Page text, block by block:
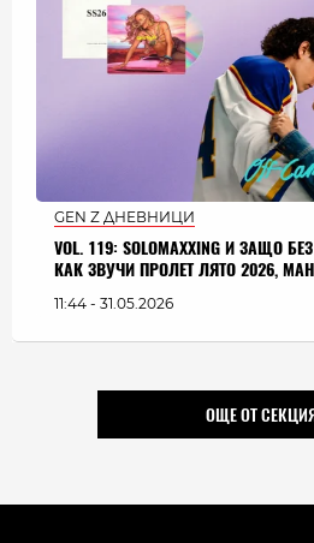
GEN Z ДНЕВНИЦИ
VOL. 119: SOLOMAXXING И ЗАЩО
КАК ЗВУЧИ ПРОЛЕТ ЛЯТО 2026,
11:44 - 31.05.2026
ОЩЕ ОТ